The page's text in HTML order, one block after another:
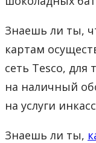
Знаешь ли ты,
картам
сеть Tesco, для
на наличный
на услуги
Знаешь ли ты,